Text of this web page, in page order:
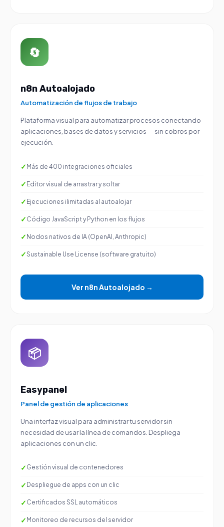
🔄
n8n Autoalojado
Automatización de flujos de trabajo
Plataforma visual para automatizar procesos conectando
aplicaciones, bases de datos y servicios — sin cobros por
ejecución.
Más de 400 integraciones oficiales
Editor visual de arrastrar y soltar
Ejecuciones ilimitadas al autoalojar
Código JavaScript y Python en los flujos
Nodos nativos de IA (OpenAI, Anthropic)
Sustainable Use License (software gratuito)
Ver n8n Autoalojado →
📦
Easypanel
Panel de gestión de aplicaciones
Una interfaz visual para administrar tu servidor sin
necesidad de usar la línea de comandos. Despliega
aplicaciones con un clic.
Gestión visual de contenedores
Despliegue de apps con un clic
Certificados SSL automáticos
Monitoreo de recursos del servidor